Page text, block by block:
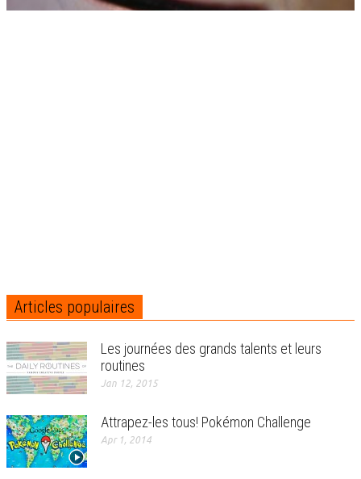
Articles populaires
Les journées des grands talents et leurs
routines
Jan 12, 2015
Attrapez-les tous! Pokémon Challenge
Apr 1, 2014